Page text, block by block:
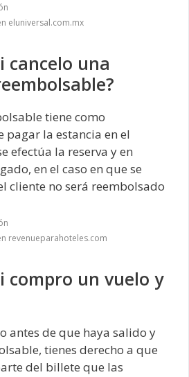
eluniversal.com.mx
cancelo una
tiene como
pagar la estancia en el
efectúa la reserva y en
en el caso en que se
cliente no será reembolsado
revenueparahoteles.com
compro un vuelo y
antes de que haya salido y
tienes derecho a que
del billete que las